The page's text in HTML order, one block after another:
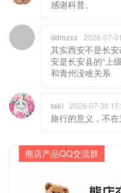
感谢科普。
ddmzxz 2026-07-
其实西安不是长
安是长安县的“上
和青州没啥关系
taki 2026-07-30
旅行的意义，不
熊店产品QQ交流群